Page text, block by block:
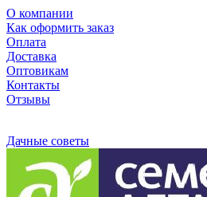
О компании
Как оформить заказ
Оплата
Доставка
Оптовикам
Контакты
Отзывы
Дачные советы